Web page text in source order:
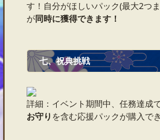
す！自分がほしいパック(最大2つ
が同時に獲得できます！
七、祝典挑戦
詳細：イベント期間中、任務達成
お守り を含む応援パックが購入で